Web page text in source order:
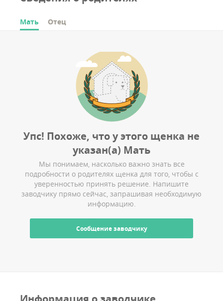
Мать Отец
Упс! Похоже, что у этого щенка не
указан(а) Мать
Мы понимаем, насколько важно знать все
подробности о родителях щенка для того, чтобы с
уверенностью принять решение. Напишите
заводчику прямо сейчас, запрашивая необходимую
информацию.
Cообщение заводчику